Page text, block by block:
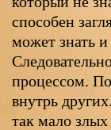
способен
может знать и
процессом.
внутрь
так мало